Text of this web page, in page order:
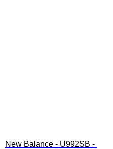
New Balance - U992SB -